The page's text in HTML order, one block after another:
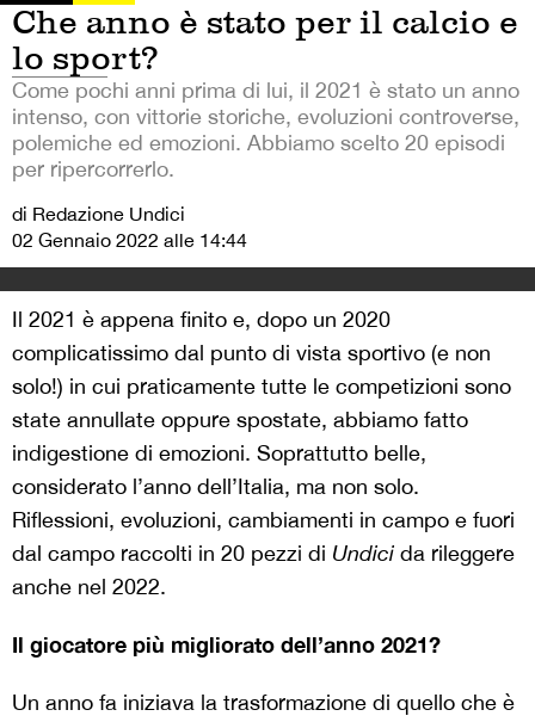
Che anno è stato per il calcio e
lo sport?
Come pochi anni prima di lui, il 2021 è stato un anno
intenso, con vittorie storiche, evoluzioni controverse,
polemiche ed emozioni. Abbiamo scelto 20 episodi
per ripercorrerlo.
di Redazione Undici
02 Gennaio 2022 alle 14:44
Il 2021 è appena finito e, dopo un 2020
complicatissimo dal punto di vista sportivo (e non
solo!) in cui praticamente tutte le competizioni sono
state annullate oppure spostate, abbiamo fatto
indigestione di emozioni. Soprattutto belle,
considerato l’anno dell’Italia, ma non solo.
Riflessioni, evoluzioni, cambiamenti in campo e fuori
dal campo raccolti in 20 pezzi di Undici da rileggere
anche nel 2022.
Il giocatore più migliorato dell’anno 2021?
Un anno fa iniziava la trasformazione di quello che è